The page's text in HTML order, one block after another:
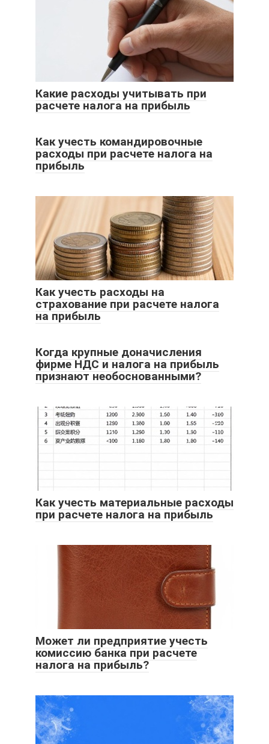
Какие расходы учитывать при
расчете налога на прибыль
Как учесть командировочные
расходы при расчете налога на
прибыль
Как учесть расходы на
страхование при расчете налога
на прибыль
Когда крупные доначисления
фирме НДС и налога на прибыль
признают необоснованными?
Как учесть материальные расходы
при расчете налога на прибыль
Может ли предприятие учесть
комиссию банка при расчете
налога на прибыль?